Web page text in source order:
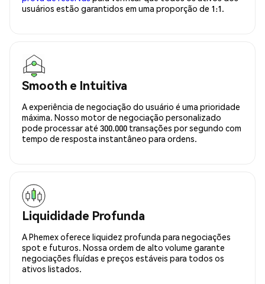
usuários estão garantidos em uma proporção de 1:1.
Smooth e Intuitiva
A experiência de negociação do usuário é uma prioridade
máxima. Nosso motor de negociação personalizado
pode processar até 300.000 transações por segundo com
tempo de resposta instantâneo para ordens.
Liquididade Profunda
A Phemex oferece liquidez profunda para negociações
spot e futuros. Nossa ordem de alto volume garante
negociações fluídas e preços estáveis para todos os
ativos listados.